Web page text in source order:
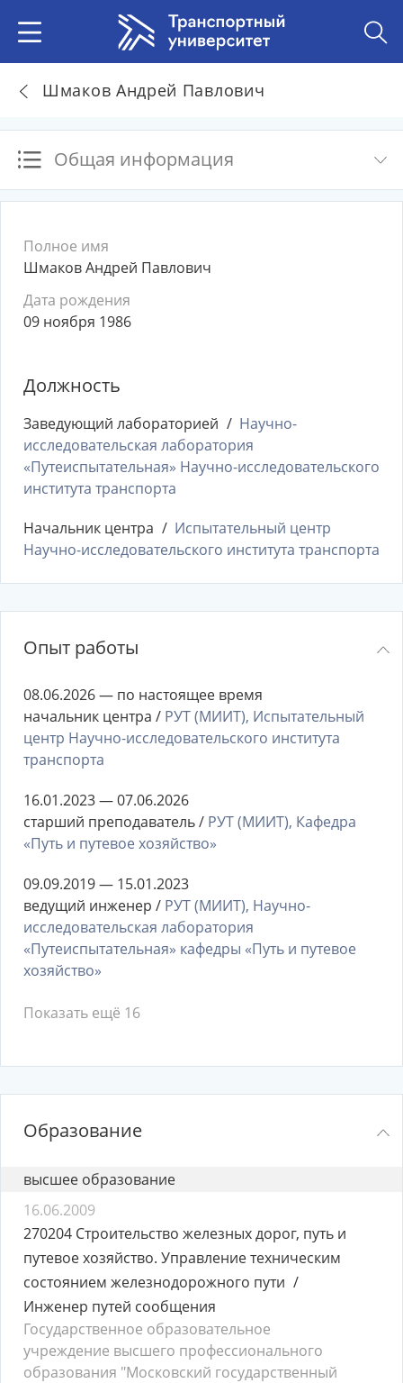
Шмаков Андрей Павлович
Общая информация
Полное имя
Шмаков Андрей Павлович
Дата рождения
09 ноября 1986
Должность
Заведующий лабораторией
Научно-
исследовательская лаборатория
«Путеиспытательная» Научно-исследовательского
института транспорта
Начальник центра
Испытательный центр
Научно-исследовательского института транспорта
Опыт работы
08.06.2026 — по настоящее время
начальник центра / РУТ (МИИТ), Испытательный
центр Научно-исследовательского института
транспорта
16.01.2023 — 07.06.2026
старший преподаватель / РУТ (МИИТ), Кафедра
«Путь и путевое хозяйство»
09.09.2019 — 15.01.2023
ведущий инженер / РУТ (МИИТ), Научно-
исследовательская лаборатория
«Путеиспытательная» кафедры «Путь и путевое
хозяйство»
Показать ещё 16
Образование
высшее образование
16.06.2009
270204 Строительство железных дорог, путь и
путевое хозяйство. Управление техническим
состоянием железнодорожного пути
Инженер путей сообщения
Государственное образовательное
учреждение высшего профессионального
образования "Московский государственный